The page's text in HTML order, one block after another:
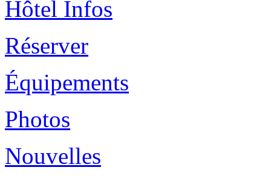
Hôtel Infos
Réserver
Équipements
Photos
Nouvelles